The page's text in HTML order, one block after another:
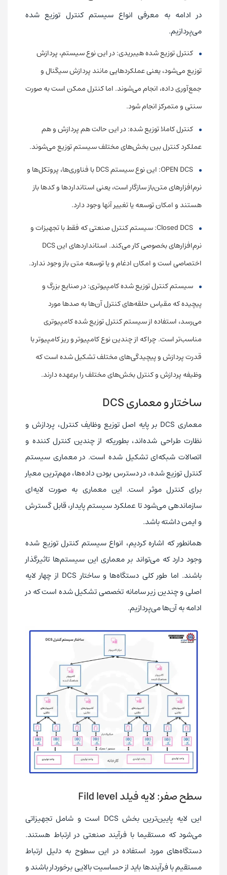
در ادامه به معرفی انواع سیستم کنترل توزیع شده
می‌پردازیم.
کنترل توزیع شده هیبریدی: در این نوع سیستم، پردازش
توزیع می‌شود، یعنی عملکردهایی مانند پردازش سیگنال و
جمع‌آوری داده، انجام می‌شوند. اما کنترل ممکن است به صورت
سنتی و متمرکز انجام شود.
کنترل کاملا توزیع شده: در این حالت هم پردازش و هم
عملکرد کنترل بین بخش‌های مختلف سیستم توزیع می‌شوند.
OPEN DCS: این نوع سیستم DCS با فناوری‌ها، پروتکل‌ها و
نرم‌افزارهای متن‌باز سازگار است، یعنی استانداردها و کدها باز
هستند و امکان توسعه یا تغییر آنها وجود دارد.
Closed DCS: سیستم کنترل صنعتی که فقط با تجهیزات و
نرم‌افزارهای بخصوصی کار می‌کند. استانداردهای این DCS
اختصاصی است و امکان ادغام و یا توسعه متن باز وجود ندارد.
سیستم کنترل توزیع شده کامپیوتری: در صنایع بزرگ و
پیچیده که مقیاس حلقه‌های کنترل آن‌ها به صدها مورد
می‌رسد، استفاده از سیستم کنترل توزیع شده کامپیوتری
مناسب‌تر است. چراکه از چندین نوع کامپیوتر و ریز کامپیوتر با
قدرت پردازش و پیچیدگی‌های مختلف تشکیل شده است که
وظیفه پردازش و کنترل بخش‌های مختلف را برعهده دارند.
ساختار و معماری DCS
معماری DCS بر پایه اصل توزیع وظایف کنترل، پردازش و
نظارت طراحی شده‌اند، بطوریکه از چندین کنترل کننده و
اتصالات شبکه‌ای تشکیل شده است. در معماری سیستم
کنترل توزیع شده، در دسترس بودن داده‌ها، مهم‌ترین معیار
برای کنترل موثر است. این معماری به صورت لایه‌ای
سازماندهی می‌شود تا عملکرد سیستم پایدار، قابل گسترش
و ایمن داشته باشد.
همانطور که اشاره کردیم، انواع سیستم کنترل توزیع شده
وجود دارد که می‌تواند بر معماری این سیستم‌ها تاثیرگذار
باشند. اما طور کلی دستگاه‌ها و ساختار DCS از چهار لایه
اصلی و چندین زیر سامانه تخصصی تشکیل شده است که در
ادامه به آن‌ها می‌پردازیم.
سطح صفر: لایه فیلد Fild level
این لایه پایین‌ترین بخش DCS است و شامل تجهیزاتی
می‌شود که مستقیما با فرآیند صنعتی در ارتباط هستند.
دستگاه‌های مورد استفاده در این سطوح به دلیل ارتباط
مستقیم با فرآیندها باید از حساسیت بالایی برخوردار باشند و